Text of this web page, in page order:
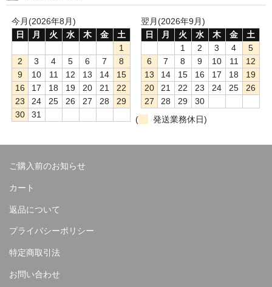
今月(2026年8月)
日
月 火 水 木 金
土
1
2
3 4 5 6 7
8
9
10 11 12 13 14
15
16
17 18 19 20 21
22
23
24 25 26 27 28
29
30
31
翌月(2026年9月)
日
月 火 水 木 金
土
1
2 3 4
5
6
7 8 9 10 11
12
13
14 15 16 17 18
19
20
21 22 23 24 25
26
27
28 29
30
(
発送業務休日)
ご購入前のお知らせ
カート
返品について
プライバシーポリシー
特定商取引法
お問い合わせ